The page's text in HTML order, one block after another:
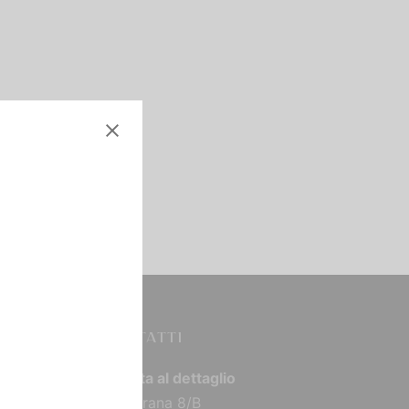
CONTATTI
Vendita al dettaglio
Via Torana 8/B